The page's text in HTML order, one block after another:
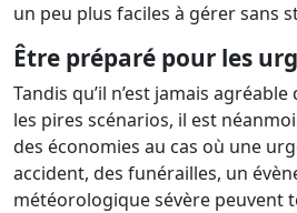
un peu plus faciles à gérer sans
Être préparé pour les
Tandis qu’il n’est jamais
les pires scénarios, il est
des économies au cas où une
accident, des funérailles, un
météorologique sévère peuvent